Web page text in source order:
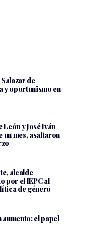
de
y oportunismo en
León y José Iván
un mes, asaltaron
alcalde
por el IEPC al
de género
el papel